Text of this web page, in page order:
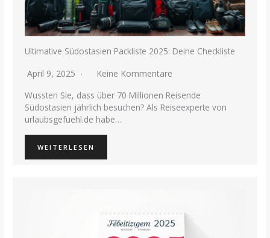
Ultimative Südostasien Packliste 2025: Deine Checkliste
April 9, 2025
Keine Kommentare
Wussten Sie, dass über 70 Millionen Reisende
Südostasien jährlich besuchen? Als Reiseexperte von
urlaubsgefuehl.de habe…
WEITERLESEN